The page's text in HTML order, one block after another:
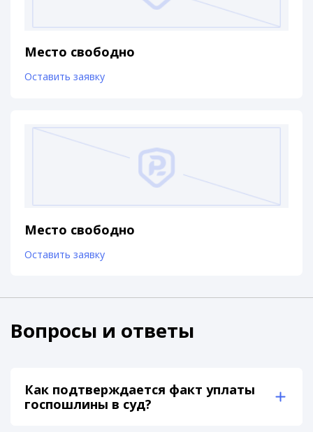
Место свободно
Оставить заявку
Место свободно
Оставить заявку
Вопросы и ответы
Как подтверждается факт уплаты
госпошлины в суд?